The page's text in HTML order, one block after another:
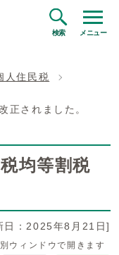
検索 メニュー
人住民税
正されました。
均等割税
日：2025年8月21日]
ウィンドウで開きます